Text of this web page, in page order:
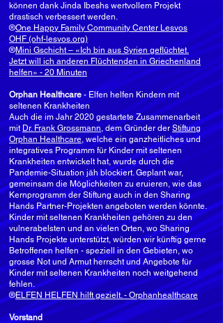
können dank Jinda Ibeshs wertvollem Projekt
drastisch verbessert werden.
®One Happy Family Community Center Lesvos
OHF (ohf-lesvos.org)
®Mini Gschicht – «Ich bin aus Syrien geflüchtet.
Jetzt will ich anderen Flüchtenden in Griechenland
helfen» - 20 Minuten
Orphan Healthcare- Elfen helfen Kindern mit
seltenen Krankheiten
Auch die im Jahr 2020 gestartete Zusammenarbeit
mitDr. Frank Grossmann, dem Gründer der Stiftung
Orphan Healthcare, welche ein ganzheitliches und
integratives Programm für Kinder mit seltenen
Krankheiten entwickelt hat, wurde durch die
Pandemie-Situation jäh blockiert. Geplant war,
gemeinsam die Möglichkeiten zu eruieren, wie das
Kernprogramm der Stiftung auch in den Sharing
Hands Partner-Projekten angeboten werden könnte.
Kinder mit seltenen Krankheiten gehören zu den
vulnerabelsten und an vielen Orten, wo Sharing
Hands Projekte unterstützt, würden wir künftig gerne
Betroffenen helfen - speziell in den Gebieten, wo
grosse Not und Armut herrscht und Angebote für
Kinder mit seltenen Krankheiten noch weitgehend
fehlen.
®ELFEN HELFEN hilft gezielt. - Orphanhealthcare
Vorstand